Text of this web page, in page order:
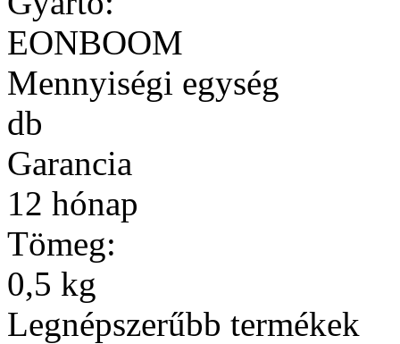
EONBOOM
Mennyiségi egység
db
Garancia
12 hónap
Tömeg:
0,5 kg
Legnépszerűbb termékek